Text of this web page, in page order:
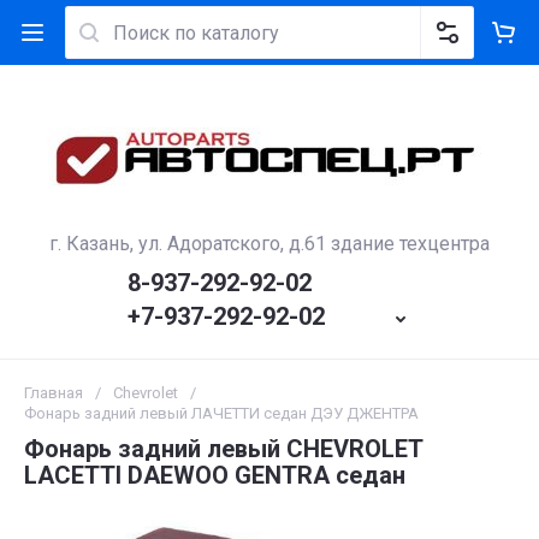
г. Казань, ул. Адоратского, д.61 здание техцентра
8-937-292-92-02
+7-937-292-92-02
Главная / Сhevrolet
/
Фонарь задний левый ЛАЧЕТТИ седан ДЭУ ДЖЕНТРА
Фонарь задний левый CHEVROLET
LACETTI DAEWOO GENTRA седан